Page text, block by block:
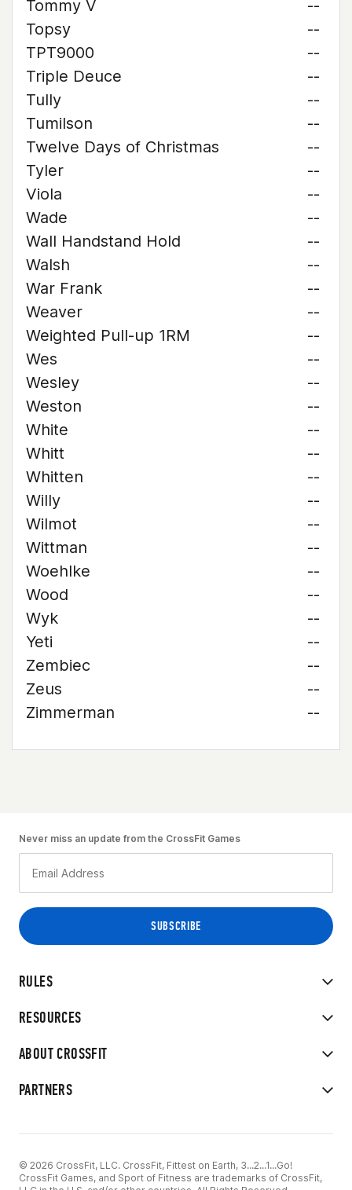
Tommy V
--
Topsy
--
TPT9000
--
Triple Deuce
--
Tully
--
Tumilson
--
Twelve Days of Christmas
--
Tyler
--
Viola
--
Wade
--
Wall Handstand Hold
--
Walsh
--
War Frank
--
Weaver
--
Weighted Pull-up 1RM
--
Wes
--
Wesley
--
Weston
--
White
--
Whitt
--
Whitten
--
Willy
--
Wilmot
--
Wittman
--
Woehlke
--
Wood
--
Wyk
--
Yeti
--
Zembiec
--
Zeus
--
Zimmerman
--
RULES
RESOURCES
ABOUT CROSSFIT
PARTNERS
Never miss an update from the CrossFit Games
© 2026 CrossFit, LLC. CrossFit, Fittest on Earth, 3...2...1...Go!
CrossFit Games, and Sport of Fitness are trademarks of CrossFit,